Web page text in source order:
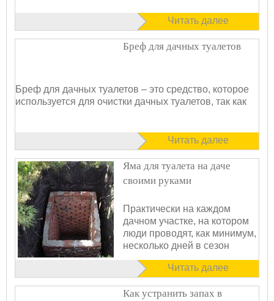
Читать далее
Бреф для дачных туалетов
Бреф для дачных туалетов – это средство, которое
используется для очистки дачных туалетов, так как
Читать далее
Яма для туалета на даче
своими руками
Практически на каждом
дачном участке, на котором
люди проводят, как минимум,
несколько дней в сезон
Читать далее
Как устранить запах в